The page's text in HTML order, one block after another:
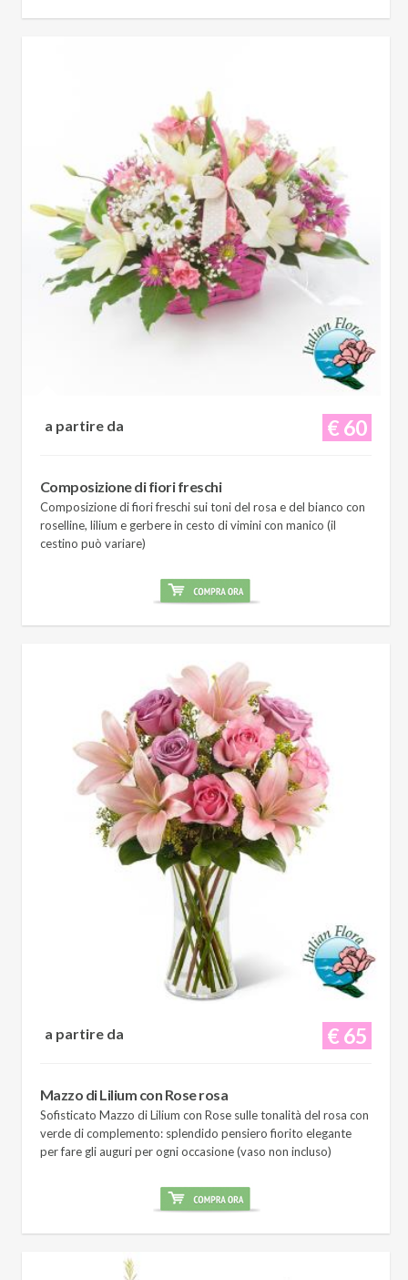
€ 60
a partire da
Composizione di fiori freschi
Composizione di fiori freschi sui toni del rosa e del bianco con
roselline, lilium e gerbere in cesto di vimini con manico (il
cestino può variare)
€ 65
a partire da
Mazzo di Lilium con Rose rosa
Sofisticato Mazzo di Lilium con Rose sulle tonalità del rosa con
verde di complemento: splendido pensiero fiorito elegante
per fare gli auguri per ogni occasione (vaso non incluso)